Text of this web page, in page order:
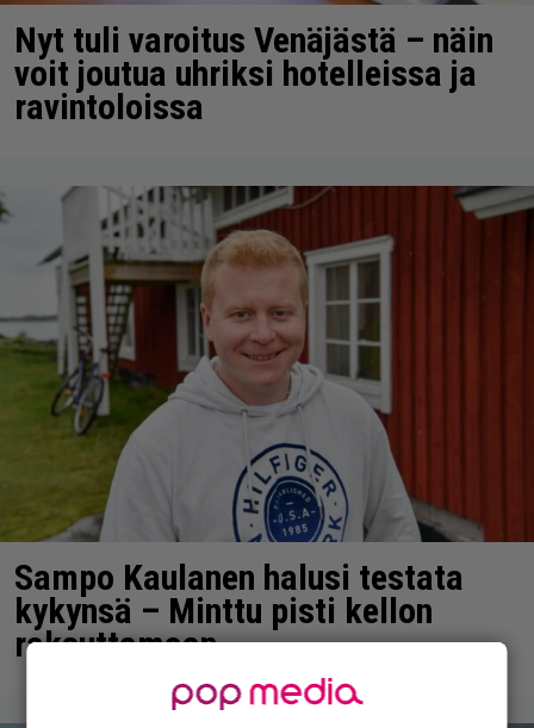
Nyt tuli varoitus Venäjästä – näin
voit joutua uhriksi hotelleissa ja
ravintoloissa
Sampo Kaulanen halusi testata
kykynsä – Minttu pisti kellon
raksuttamaan